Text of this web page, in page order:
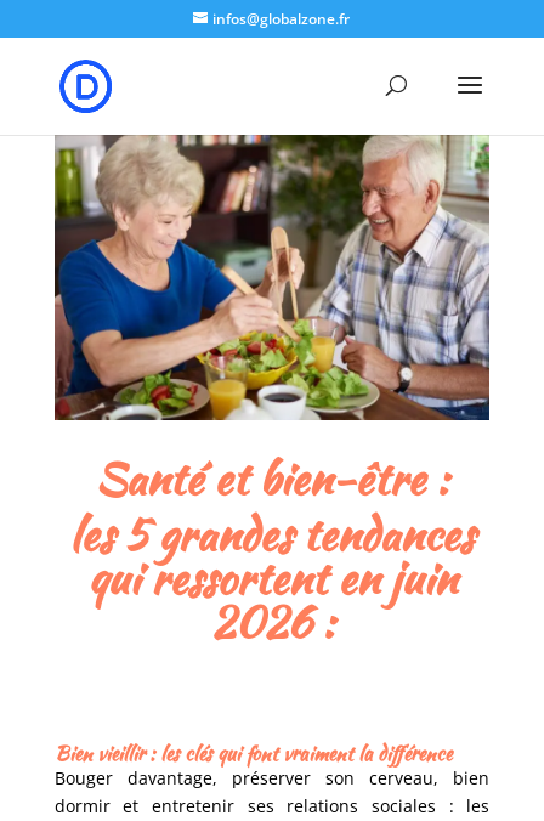
google-site-verification: google8b5302a50e574b7b.html
infos@globalzone.fr
Santé et bien-être :
les 5 grandes tendances
qui ressortent en juin
2026 :
Bien vieillir : les clés qui font vraiment la différence
Bouger davantage, préserver son cerveau, bien
dormir et entretenir ses relations sociales : les